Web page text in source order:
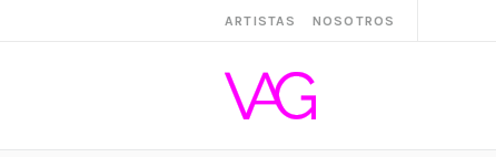
ARTISTAS NOSOTROS